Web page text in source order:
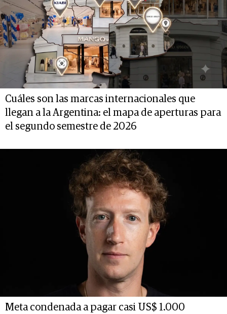
Cuáles son las marcas internacionales que
llegan a la Argentina: el mapa de aperturas para
el segundo semestre de 2026
Meta condenada a pagar casi US$ 1.000